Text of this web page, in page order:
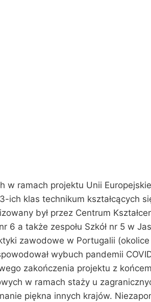
ramach projektu Unii
ich klas technikum kształcących
był przez Centrum
6 a także zespołu Szkół nr 5 w
zawodowe w Portugalii
wybuch pandemii
zakończenia projektu z
w ramach staży u
piękna innych krajów.